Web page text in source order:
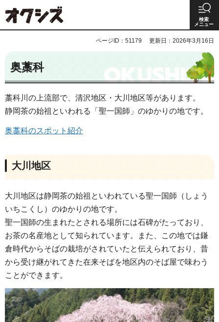
検索
メニュー
ページID：51179 更新日：2026年3月16日
奥藁科
藁科川の上流部で、清沢地区・大川地区等があります。
静岡茶の始祖といわれる「聖一国師」のゆかりの地です。
奥藁科のスポット紹介
大川地区
大川地区は静岡茶の始祖といわれている聖一国師（しょう
いちこくし）のゆかりの地です。
聖一国師の生まれたとされる場所には石碑がたっており、
お茶の名産地として知られています。また、この地では鎌
倉時代からそばの栽培がされていたと伝えられており、昔
から受け継がれてきた在来そばを地区内のそば屋で味わう
ことができます。